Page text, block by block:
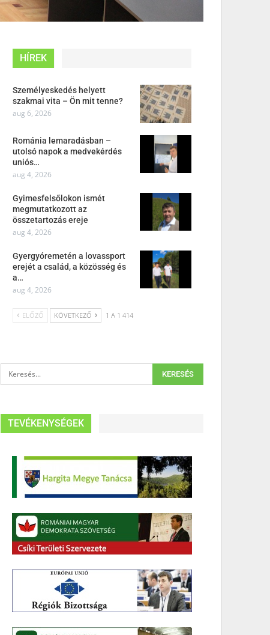
HÍREK
Személyeskedés helyett
szakmai vita – Ön mit tenne?
aug 6, 2026
Románia lemaradásban –
utolsó napok a medvekérdés
uniós…
aug 4, 2026
Gyimesfelsőlokon ismét
megmutatkozott az
összetartozás ereje
aug 4, 2026
Gyergyóremetén a lovassport
erejét a család, a közösség és
a…
aug 4, 2026
ELŐZŐ KÖVETKEZŐ 1 A 1 414
TEVÉKENYSÉGEK